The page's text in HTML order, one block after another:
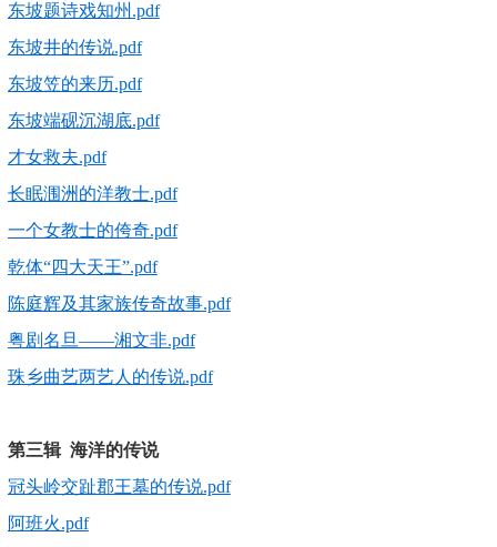
东坡题诗戏知州.pdf
东坡井的传说.pdf
东坡笠的来历.pdf
东坡端砚沉湖底.pdf
才女救夫.pdf
长眠涠洲的洋教士.pdf
一个女教士的侉奇.pdf
乾体“四大天王”.pdf
陈庭辉及其家族传奇故事.pdf
粤剧名旦——湘文非.pdf
珠乡曲艺两艺人的传说.pdf
第三辑 海洋的传说
冠头岭交趾郡王墓的传说.pdf
阿班火.pdf